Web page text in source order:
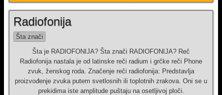
Radiofonija
Šta znači
Šta je RADIOFONIJA? Šta znači RADIOFONIJA? Reč
Radiofonija nastala je od latinske reči radium i grčke reči Phone
zvuk, ženskog roda. Značenje reči radiofonija: Predstavlja
proizvođenje zvuka putem svetlosnih ili toplotnih zrakova. Oni se u
prekidima iste amplitude puštaju na osetljivoj ploči.